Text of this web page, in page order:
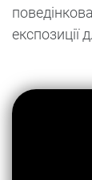
експозиції